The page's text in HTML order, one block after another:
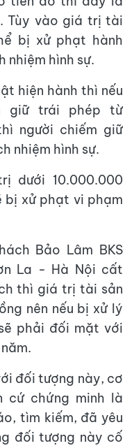
Tùy vào giá trị tài
bị xử phạt hành
nhiệm hình sự.
hiện hành thì nếu
giữ trái phép từ
người chiếm giữ
nhiệm hình sự.
dưới 10.000.000
bị xử phạt vi phạm
Bảo Lâm BKS
La - Hà Nội cất
thì giá trị tài sản
nên nếu bị xử lý
phải đối mặt với
đối tượng này, cơ
cứ chứng minh là
tìm kiếm, đã yêu
đối tượng này cố